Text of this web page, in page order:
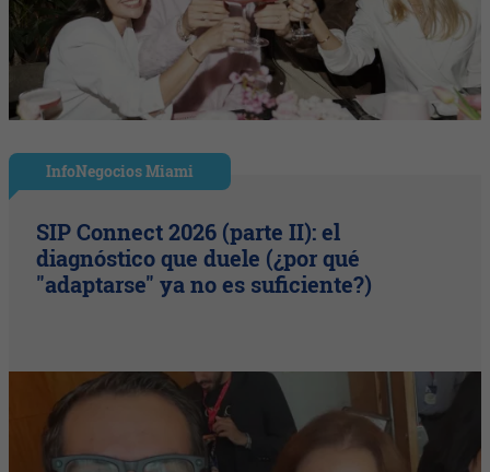
InfoNegocios Miami
SIP Connect 2026 (parte II): el
diagnóstico que duele (¿por qué
"adaptarse" ya no es suficiente?)